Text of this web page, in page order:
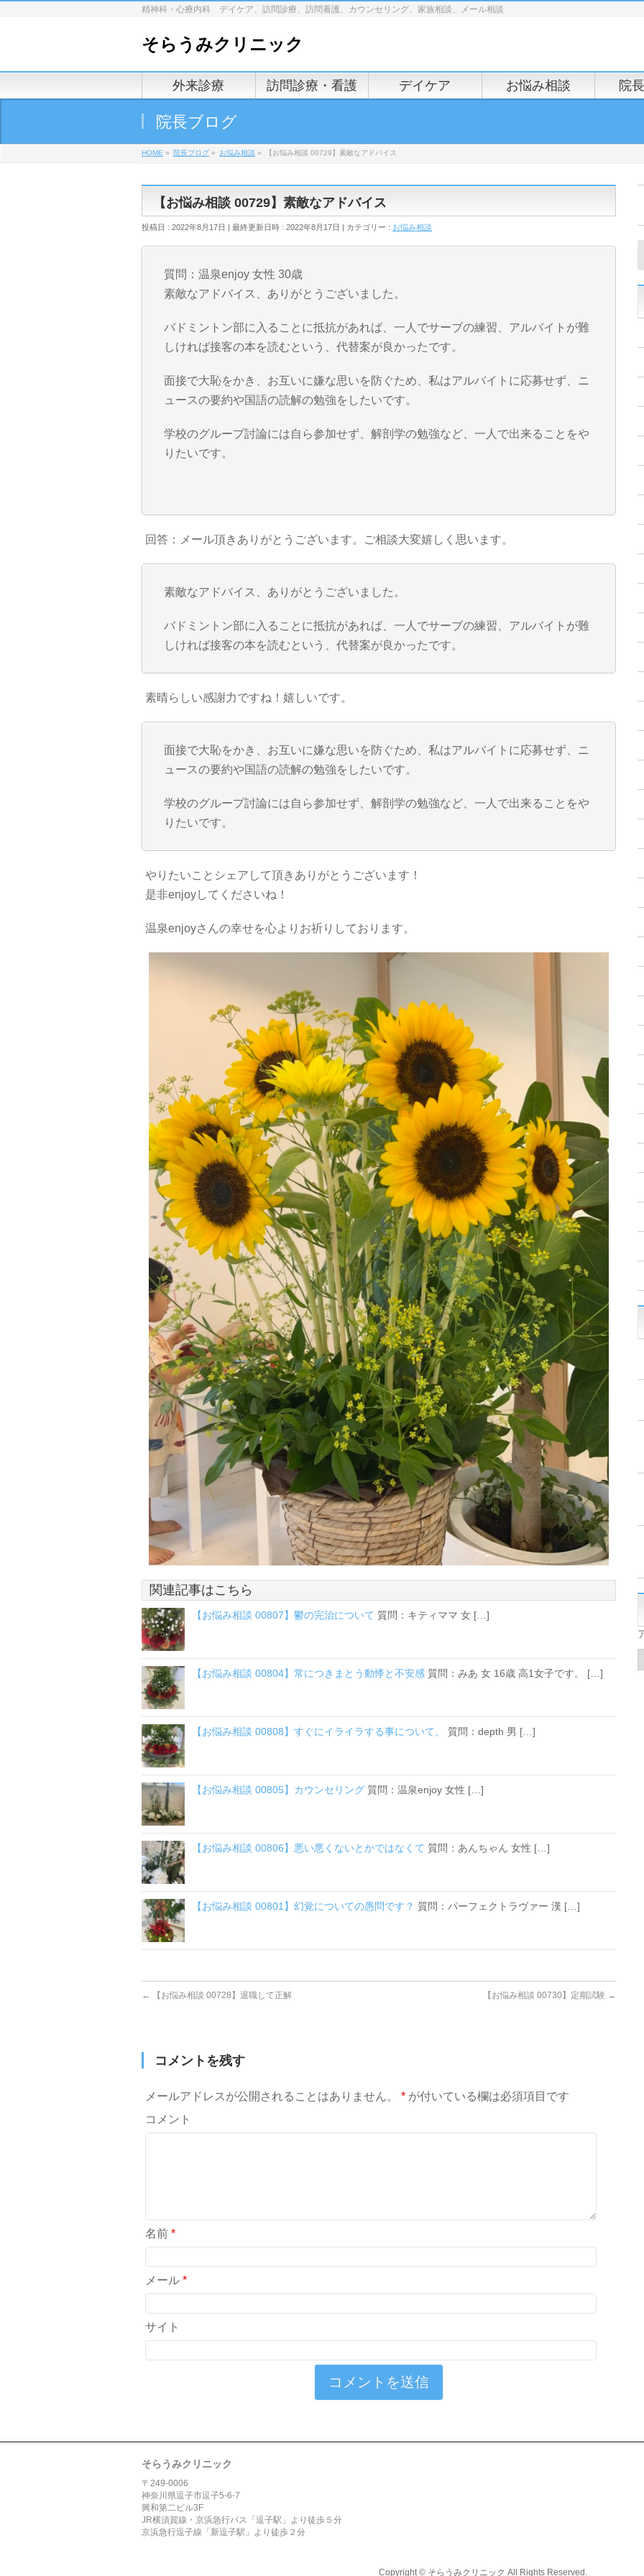
精神科・心療内科 デイケア、訪問診療、訪問看護、カウンセリング、家族相談、メール相談
そらうみクリニック
外来診療 訪問診療・看護 デイケア お悩み相談 院
院長ブログ
HOME » 院長ブログ » お悩み相談 » 【お悩み相談 00729】素敵なアドバイス
【お悩み相談 00729】素敵なアドバイス
投稿日 : 2022年8月17日 最終更新日時 : 2022年8月17日 カテゴリー : お悩み相談
質問：温泉enjoy 女性 30歳
素敵なアドバイス、ありがとうございました。
バドミントン部に入ることに抵抗があれば、一人でサーブの練習、アルバイトが難
しければ接客の本を読むという、代替案が良かったです。
面接で大恥をかき、お互いに嫌な思いを防ぐため、私はアルバイトに応募せず、ニ
ュースの要約や国語の読解の勉強をしたいです。
学校のグループ討論には自ら参加せず、解剖学の勉強など、一人で出来ることをや
りたいです。
回答：メール頂きありがとうございます。ご相談大変嬉しく思います。
素敵なアドバイス、ありがとうございました。
バドミントン部に入ることに抵抗があれば、一人でサーブの練習、アルバイトが難
しければ接客の本を読むという、代替案が良かったです。
素晴らしい感謝力ですね！嬉しいです。
面接で大恥をかき、お互いに嫌な思いを防ぐため、私はアルバイトに応募せず、ニ
ュースの要約や国語の読解の勉強をしたいです。
学校のグループ討論には自ら参加せず、解剖学の勉強など、一人で出来ることをや
りたいです。
やりたいことシェアして頂きありがとうございます！
是非enjoyしてくださいね！
温泉enjoyさんの幸せを心よりお祈りしております。
関連記事はこちら
【お悩み相談 00807】鬱の完治について 質問：キティママ 女 […]
【お悩み相談 00804】常につきまとう動悸と不安感 質問：みあ 女 16歳 高1女子です。 […]
【お悩み相談 00808】すぐにイライラする事について。 質問：depth 男 […]
【お悩み相談 00805】カウンセリング 質問：温泉enjoy 女性 […]
【お悩み相談 00806】悪い悪くないとかではなくて 質問：あんちゃん 女性 […]
【お悩み相談 00801】幻覚についての愚問です？ 質問：パーフェクトラヴァー 漢 […]
← 【お悩み相談 00728】退職して正解 【お悩み相談 00730】定期試験 →
コメントを残す
メールアドレスが公開されることはありません。 * が付いている欄は必須項目です
コメント
名前 *
メール *
サイト
そらうみクリニック
〒249-0006
神奈川県逗子市逗子5-6-7
興和第二ビル3F
JR横須賀線・京浜急行バス「逗子駅」より徒歩５分
京浜急行逗子線「新逗子駅」より徒歩２分
Copyright © そらうみクリニック All Rights Reserved.